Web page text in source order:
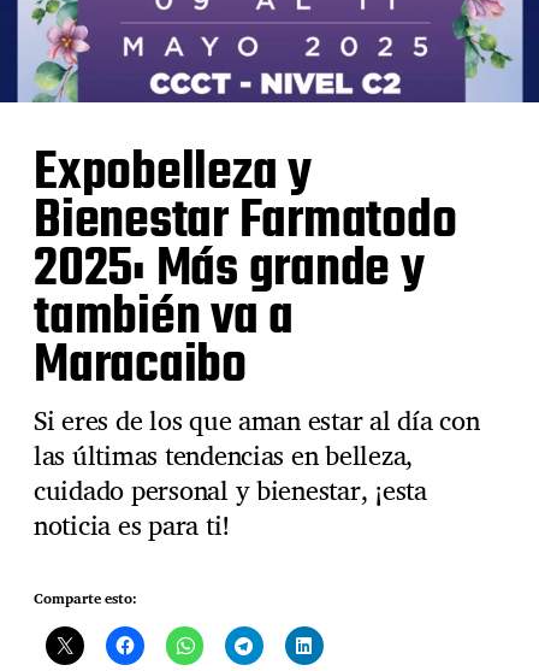
Expobelleza y
Bienestar Farmatodo
2025: Más grande y
también va a
Maracaibo
Si eres de los que aman estar al día con
las últimas tendencias en belleza,
cuidado personal y bienestar, ¡esta
noticia es para ti!
Comparte esto: